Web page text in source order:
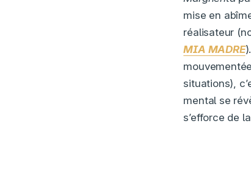
mise en
réalisateur
MIA MADRE
situations),
mental se
s’efforce de